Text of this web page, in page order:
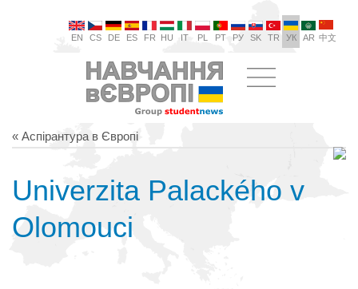
EN CS DE ES FR HU IT PL PT РУ SK TR УК AR 中文
« Аспірантура в Європі
Univerzita Palackého v
Olomouci